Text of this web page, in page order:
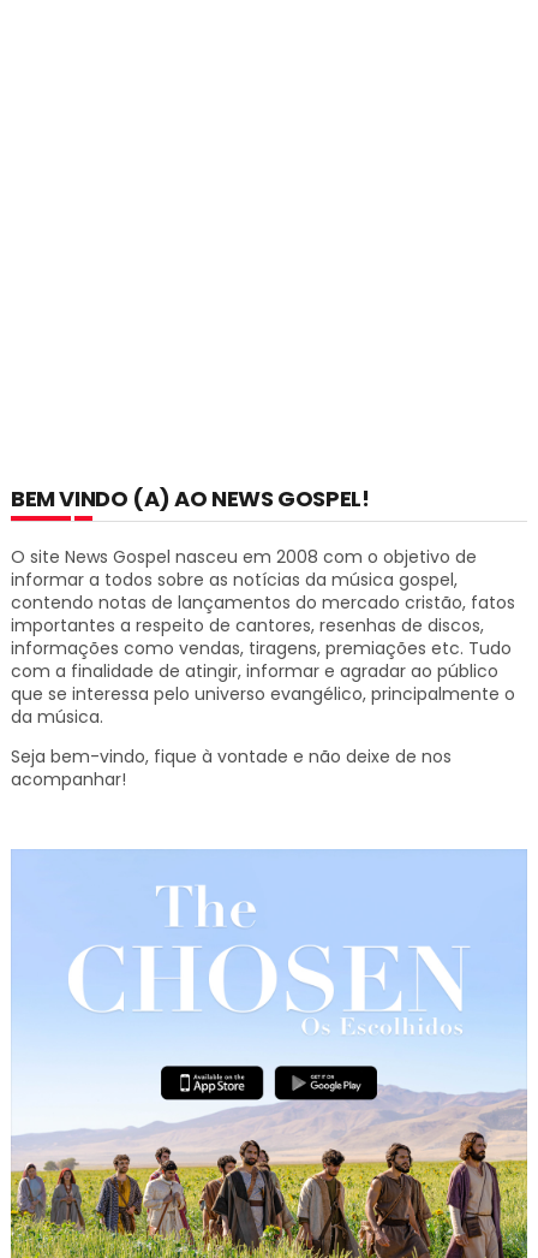
BEM VINDO (A) AO NEWS GOSPEL!
O site News Gospel nasceu em 2008 com o objetivo de
informar a todos sobre as notícias da música gospel,
contendo notas de lançamentos do mercado cristão, fatos
importantes a respeito de cantores, resenhas de discos,
informações como vendas, tiragens, premiações etc. Tudo
com a finalidade de atingir, informar e agradar ao público
que se interessa pelo universo evangélico, principalmente o
da música.
Seja bem-vindo, fique à vontade e não deixe de nos
acompanhar!